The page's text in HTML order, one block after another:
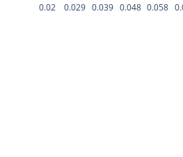
0.02 0.029 0.039 0.048 0.058